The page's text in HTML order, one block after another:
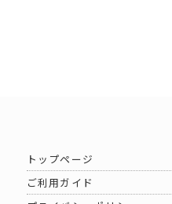
トップページ
ご利用ガイド